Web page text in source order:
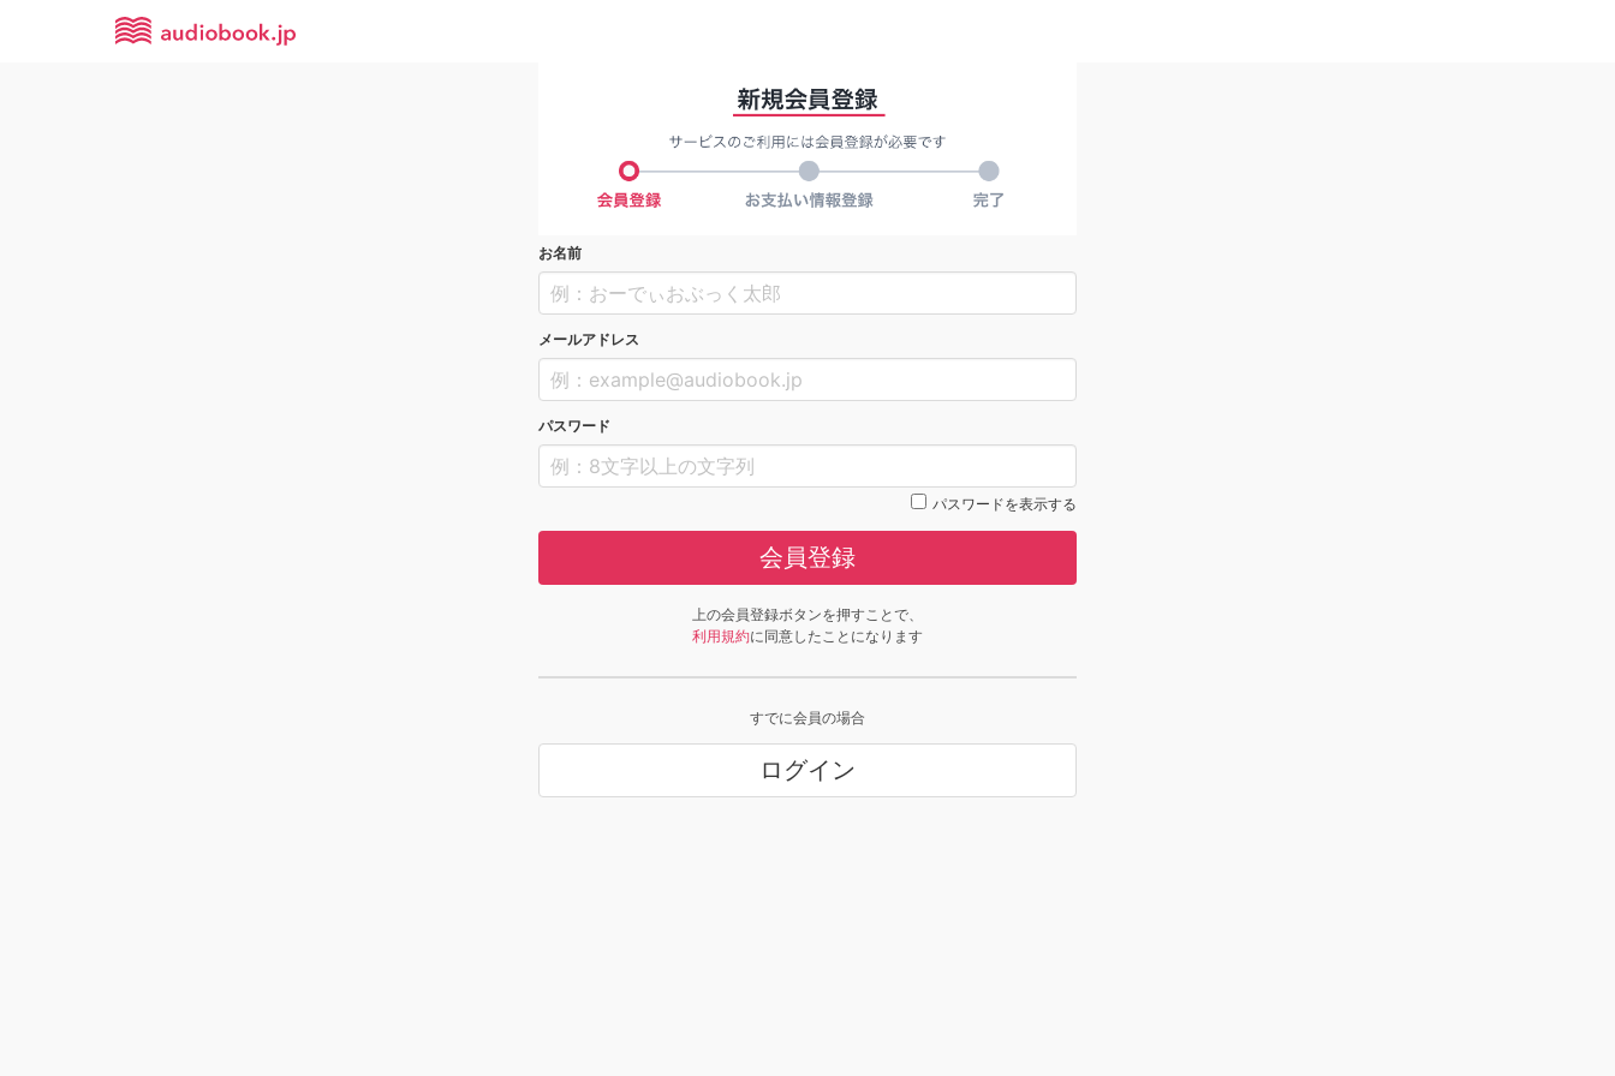
お名前
メールアドレス
パスワード
パスワードを表示する
会員登録
上の会員登録ボタンを押すことで、
利用規約に同意したことになります
すでに会員の場合
ログイン